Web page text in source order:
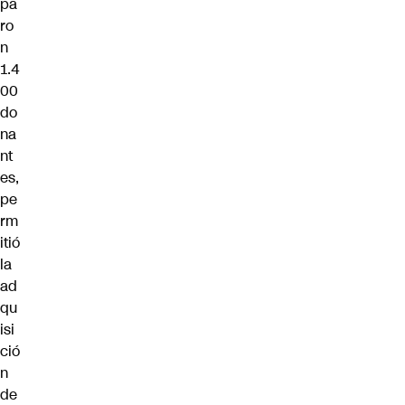
ro
n
1.4
00
do
na
nt
es,
pe
rm
itió
la
ad
qu
isi
ció
n
de